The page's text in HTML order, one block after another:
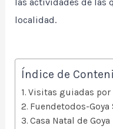
localidad.
Índice de
Visitas guiadas por
Fuendetodos-Goya
Casa Natal de Goya